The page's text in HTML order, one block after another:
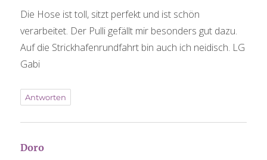
Die Hose ist toll, sitzt perfekt und ist schön
verarbeitet. Der Pulli gefällt mir besonders gut dazu.
Auf die Strickhafenrundfahrt bin auch ich neidisch. LG
Gabi
Antworten
Doro